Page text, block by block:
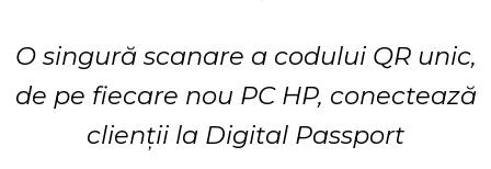
O singură scanare a codului QR unic,
de pe fiecare nou PC HP, conectează
clienții la Digital Passport